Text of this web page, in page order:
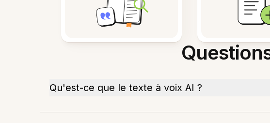
Qu'est-ce que le texte à voix AI ?